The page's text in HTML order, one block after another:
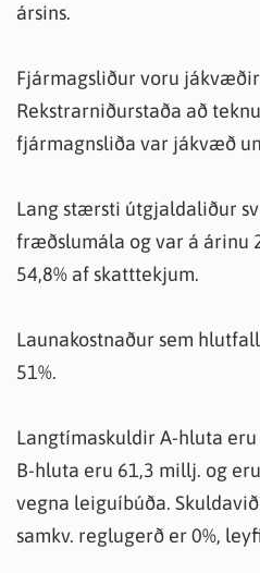
ársins.
Fjármagsliður voru
Rekstrarniðurstaða að
fjármagnsliða var jákvæð
Lang stærsti útgjaldaliður
fræðslumála og var á árinu
54,8% af skatttekjum.
Launakostnaður sem
51%.
Langtímaskuldir A-hluta
B-hluta eru 61,3 millj. og
vegna leiguíbúða.
samkv. reglugerð er 0%,